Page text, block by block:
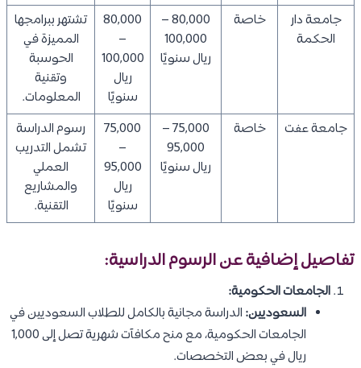
جامعة دار
الحكمة
خاصة
80,000 –
100,000
ريال سنويًا
80,000
–
100,000
ريال
سنويًا
تشتهر ببرامجها
المميزة في
الحوسبة
وتقنية
المعلومات.
جامعة عفت
خاصة
75,000 –
95,000
ريال سنويًا
75,000
–
95,000
ريال
سنويًا
رسوم الدراسة
تشمل التدريب
العملي
والمشاريع
التقنية.
تفاصيل إضافية عن الرسوم الدراسية:
الجامعات الحكومية:
السعوديين: الدراسة مجانية بالكامل للطلاب السعوديين في
الجامعات الحكومية، مع منح مكافآت شهرية تصل إلى 1,000
ريال في بعض التخصصات.